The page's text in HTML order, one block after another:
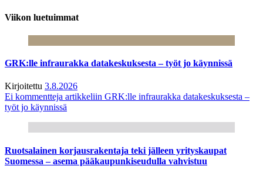
Viikon luetuimmat
GRK:lle infraurakka datakeskuksesta – työt jo käynnissä
Kirjoitettu 3.8.2026
Ei kommentteja artikkeliin GRK:lle infraurakka datakeskuksesta –
työt jo käynnissä
Ruotsalainen korjausrakentaja teki jälleen yrityskaupat
Suomessa – asema pääkaupunkiseudulla vahvistuu